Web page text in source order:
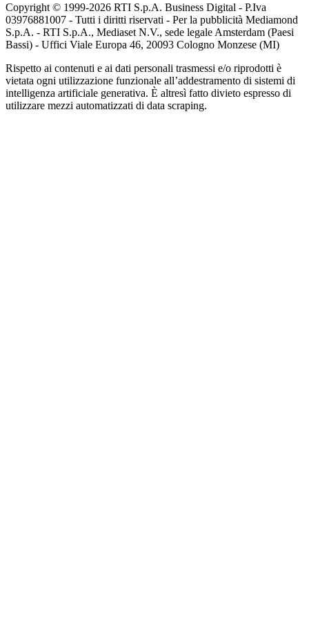
Copyright © 1999-2026 RTI S.p.A. Business Digital - P.Iva
03976881007 - Tutti i diritti riservati - Per la pubblicità Mediamond
S.p.A. - RTI S.p.A., Mediaset N.V., sede legale Amsterdam (Paesi
Bassi) - Uffici Viale Europa 46, 20093 Cologno Monzese (MI)
Rispetto ai contenuti e ai dati personali trasmessi e/o riprodotti è
vietata ogni utilizzazione funzionale all’addestramento di sistemi di
intelligenza artificiale generativa. È altresì fatto divieto espresso di
utilizzare mezzi automatizzati di data scraping.